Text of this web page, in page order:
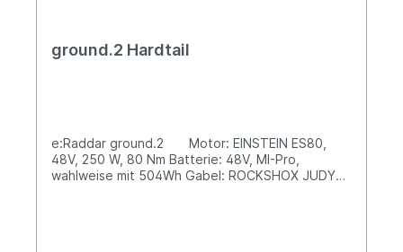
ground.2 Hardtail
e:Raddar ground.2 Motor: EINSTEIN ES80,
48V, 250 W, 80 Nm Batterie: 48V, MI-Pro,
wahlweise mit 504Wh Gabel: ROCKSHOX JUDY